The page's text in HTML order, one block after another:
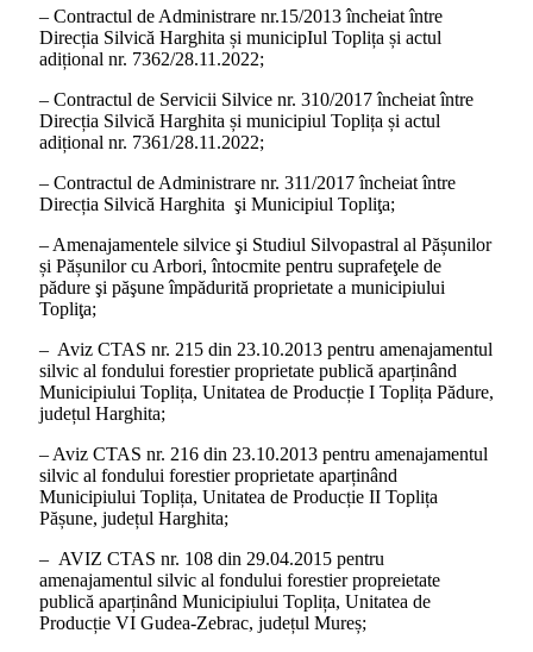
– Contractul de Administrare nr.15/2013 încheiat între
Direcția Silvică Harghita și municipIul Toplița și actul
adițional nr. 7362/28.11.2022;
– Contractul de Servicii Silvice nr. 310/2017 încheiat între
Direcția Silvică Harghita și municipiul Toplița și actul
adițional nr. 7361/28.11.2022;
– Contractul de Administrare nr. 311/2017 încheiat între
Direcția Silvică Harghita şi Municipiul Topliţa;
– Amenajamentele silvice şi Studiul Silvopastral al Pășunilor
și Pășunilor cu Arbori, întocmite pentru suprafeţele de
pădure şi păşune împădurită proprietate a municipiului
Topliţa;
– Aviz CTAS nr. 215 din 23.10.2013 pentru amenajamentul
silvic al fondului forestier proprietate publică aparținând
Municipiului Toplița, Unitatea de Producție I Toplița Pădure,
județul Harghita;
– Aviz CTAS nr. 216 din 23.10.2013 pentru amenajamentul
silvic al fondului forestier proprietate aparținând
Municipiului Toplița, Unitatea de Producție II Toplița
Pășune, județul Harghita;
– AVIZ CTAS nr. 108 din 29.04.2015 pentru
amenajamentul silvic al fondului forestier propreietate
publică aparținând Municipiului Toplița, Unitatea de
Producție VI Gudea-Zebrac, județul Mureș;